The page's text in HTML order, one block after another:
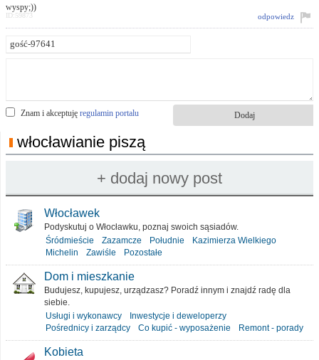
wyspy;))
odpowiedz
ID:59873
Znam i akceptuję regulamin portalu
włocławianie piszą
Włocławek
Podyskutuj o Włocławku, poznaj swoich sąsiadów.
Śródmieście
Zazamcze Południe
Kazimierza Wielkiego
Michelin
Zawiśle Pozostałe
Dom i mieszkanie
Budujesz, kupujesz, urządzasz? Poradź innym i znajdź radę dla
siebie.
Usługi i wykonawcy
Inwestycje i deweloperzy
Pośrednicy i zarządcy
Co kupić - wyposażenie Remont - porady
Kobieta